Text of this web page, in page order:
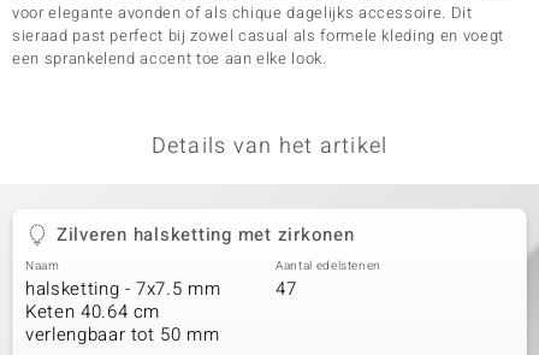
voor elegante avonden of als chique dagelijks accessoire. Dit
sieraad past perfect bij zowel casual als formele kleding en voegt
een sprankelend accent toe aan elke look.
Details van het artikel
Zilveren halsketting met zirkonen
Naam
halsketting - 7x7.5 mm
Keten 40.64 cm
verlengbaar tot 50 mm
Aantal edelstenen
47